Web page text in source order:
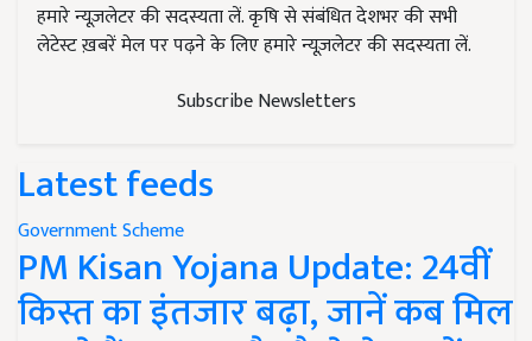
हमारे न्यूज़लेटर की सदस्यता लें. कृषि से संबंधित देशभर की सभी
लेटेस्ट ख़बरें मेल पर पढ़ने के लिए हमारे न्यूज़लेटर की सदस्यता लें.
Subscribe Newsletters
Latest feeds
Government Scheme
PM Kisan Yojana Update: 24वीं
किस्त का इंतजार बढ़ा, जानें कब मिल